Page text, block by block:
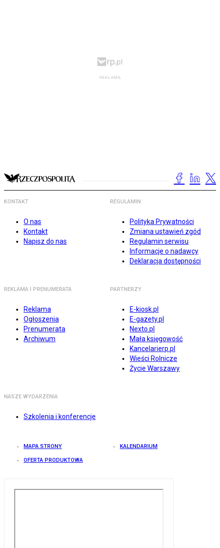
KONTAKT
O nas
Kontakt
Napisz do nas
REGULAMIN
Polityka Prywatności
Zmiana ustawień zgód
Regulamin serwisu
Informacje o nadawcy
Deklaracja dostępności
REKLAMA I PRENUMERATA
Reklama
Ogłoszenia
Prenumerata
Archiwum
PARTNERZY
E-kiosk.pl
E-gazety.pl
Nexto.pl
Mała księgowość
Kancelarierp.pl
Wieści Rolnicze
Życie Warszawy
NASZE WYDARZENIA
Szkolenia i konferencje
MAPA STRONY KALENDARIUM
OFERTA PRODUKTOWA